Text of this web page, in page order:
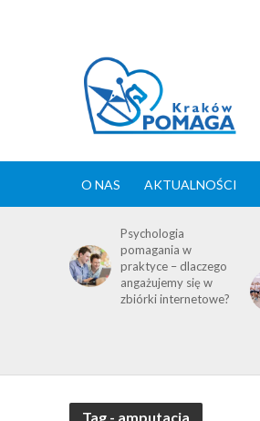
O NAS AKTUALNOŚCI
Psychologia
pomagania w
praktyce – dlaczego
angażujemy się w
zbiórki internetowe?
Tag - amputacja